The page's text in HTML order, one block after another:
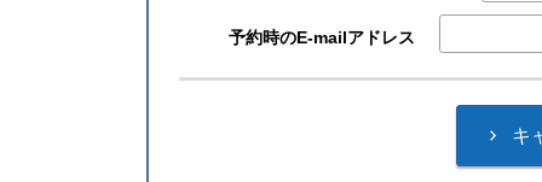
予約時のE-mailアドレス